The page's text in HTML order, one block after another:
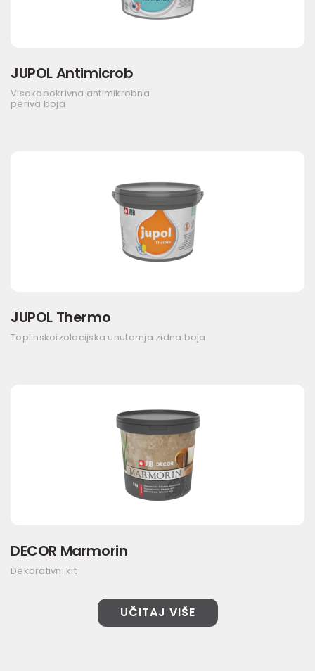
JUPOL Antimicrob
Visokopokrivna antimikrobna
periva boja
JUPOL Thermo
Toplinskoizolacijska unutarnja zidna boja
DECOR Marmorin
Dekorativni kit
UČITAJ VIŠE